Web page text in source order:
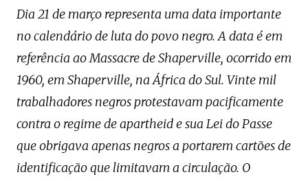
Dia 21 de março representa uma data importante
no calendário de luta do povo negro. A data é em
referência ao Massacre de Shaperville, ocorrido em
1960, em Shaperville, na África do Sul. Vinte mil
trabalhadores negros protestavam pacificamente
contra o regime de apartheid e sua Lei do Passe
que obrigava apenas negros a portarem cartões de
identificação que limitavam a circulação. O